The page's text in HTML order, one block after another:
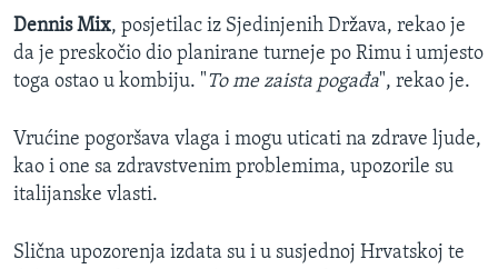
Dennis Mix, posjetilac iz Sjedinjenih Država, rekao je
da je preskočio dio planirane turneje po Rimu i umjesto
toga ostao u kombiju. "To me zaista pogađa", rekao je.
Vrućine pogoršava vlaga i mogu uticati na zdrave ljude,
kao i one sa zdravstvenim problemima, upozorile su
italijanske vlasti.
Slična upozorenja izdata su i u susjednoj Hrvatskoj te